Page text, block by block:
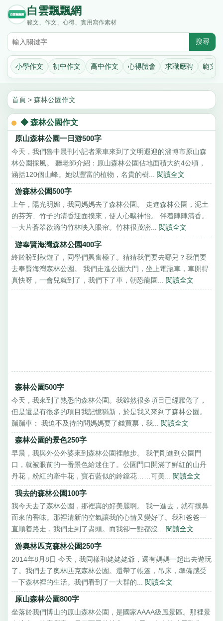
白雲飄飄網
範文、作文、心得、實用寫作素材
小學作文 初中作文 高中作文 心得體會 求職應聘 範文
首頁 >森林公園作文
◆ 森林公園作文
原山森林公園一日游500字
今天，我們魯中晨刊小記者乘車來到了文明遐迎的淄博市原山森
林公園採風。 聽老師介紹：原山森林公園佔地面積大約4公頃，
涵括120個山峰。她以豐富的植物，名貴的樹... 閱讀全文
游森林公園500字
上午，陽光明媚，我同媽媽去了森林公園。 走進森林公園，泥土
的芬芳、竹子的清香迎面撲來，使人心曠神怡。 伴着陣陣清香。
一大片蒼翠欲滴的竹林映入眼帘。竹林很茂密... 閱讀全文
游奉賢海灣森林公園400字
終於盼到秋遊了，同學們興奮極了。猜猜我們要去哪兒？我們要
去奉賢海灣森林公園。 我們走進公園大門，坐上電瓶車，車開得
真快呀，一會兒就到了，我們下了車，朝恐龍園... 閱讀全文
森林公園500字
今天，我來到了熟悉的森林公園。我雖然很多項目已經厭倦了，
但是還是有很多的項目我記憶猶新，於是我又來到了森林公園。
蹦蹦車： 我迫不及待的問媽媽要了錢買票，我... 閱讀全文
森林公園的景色250字
早晨，我與外公外婆來到森林公園裡散步。 我們剛進到公園門
口，就被眼前的一番景色給迷住了。公園門口開滿了鮮紅的山丹
丹花，粉紅的牽牛花，寶石藍似的鈴鐺花……可美... 閱讀全文
我去的森林公園100字
我今天去了森林公園，那裡真的好美麗啊。 我一進去，就有撲鼻
而來的香味。那裡清新的空氣讓我的心情又變好了。我和爸爸一
直順着路走，我們走到了盡頭。而我卻一點都沒... 閱讀全文
游奧林匹克森林公園250字
2014年8月8日 今天，我同樣和姥姥姥爺，還有媽媽一起出去遊玩
了。我們去了奧林匹克森林公園。還帶了帳篷，吊床，準備感受
一下森林裡的生活。我們看到了一大群的... 閱讀全文
原山森林公園800字
坐落於我們博山的原山森林公園，是國家AAAA級風景區。那裡景